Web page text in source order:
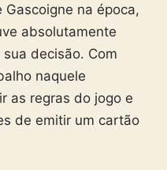
na época,
absolutamente
decisão. Com
naquele
as regras do jogo e
de emitir um cartão